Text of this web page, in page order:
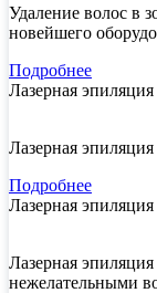
Удаление волос в
новейшего
Подробнее
Лазерная
Лазерная
Подробнее
Лазерная
Лазерная
нежелательными